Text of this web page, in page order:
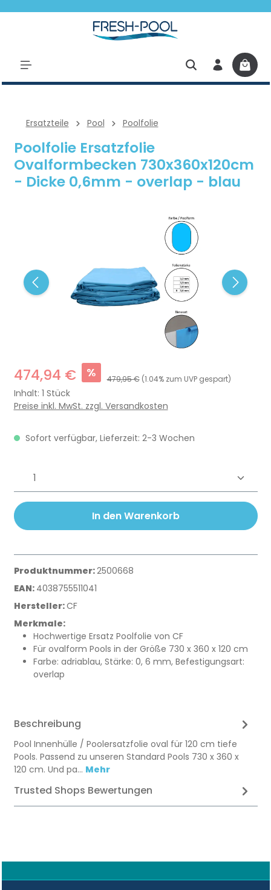
Ersatzteile Pool Poolfolie
Poolfolie Ersatzfolie
Ovalformbecken 730x360x120cm
- Dicke 0,6mm - overlap - blau
474,94 € % 479,95 € (1.04% zum UVP gespart)
Inhalt: 1 Stück
Preise inkl. MwSt. zzgl. Versandkosten
Sofort verfügbar, Lieferzeit: 2-3 Wochen
Produkt Anzahl: Gib den
In den Warenkorb
Produktnummer:2500668
EAN: 4038755511041
Hersteller:CF
Merkmale:
Hochwertige Ersatz Poolfolie von CF
Für ovalform Pools in der Größe 730 x 360 x 120 cm
Farbe: adriablau, Stärke: 0, 6 mm, Befestigungsart:
overlap
Beschreibung
​Pool Innenhülle / Poolersatzfolie oval für 120 cm tiefe
Pools. Passend zu unseren Standard Pools 730 x 360 x
120 cm. Und pa… Mehr
Trusted Shops Bewertungen